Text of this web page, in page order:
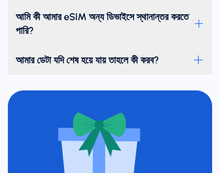
আমি কী আমার eSIM অন্য ডিভাইসে স্থানান্তর করতে
পারি?
আমার ডেটা যদি শেষ হয়ে যায় তাহলে কী করব?